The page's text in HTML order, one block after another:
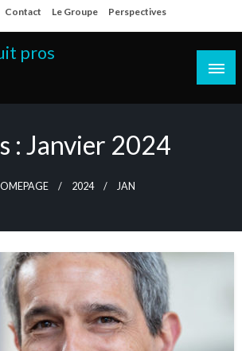
Contact Le Groupe Perspectives
pros
: Janvier 2024
2024 JAN